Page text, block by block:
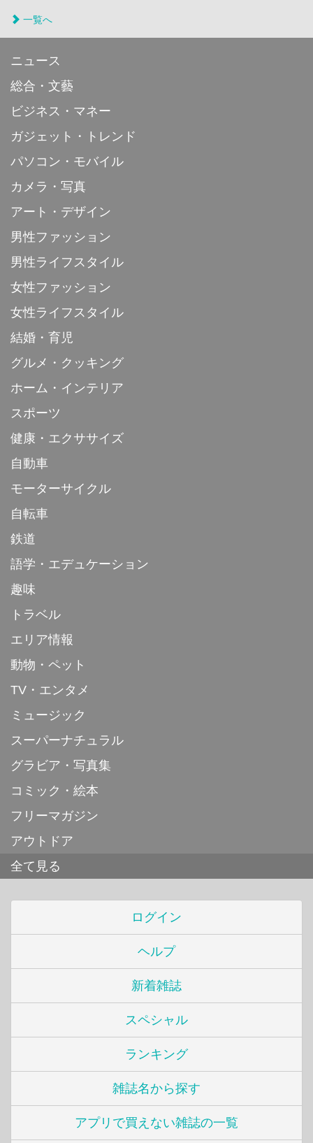
一覧へ
ニュース
総合・文藝
ビジネス・マネー
ガジェット・トレンド
パソコン・モバイル
カメラ・写真
アート・デザイン
男性ファッション
男性ライフスタイル
女性ファッション
女性ライフスタイル
結婚・育児
グルメ・クッキング
ホーム・インテリア
スポーツ
健康・エクササイズ
自動車
モーターサイクル
自転車
鉄道
語学・エデュケーション
趣味
トラベル
エリア情報
動物・ペット
TV・エンタメ
ミュージック
スーパーナチュラル
グラビア・写真集
コミック・絵本
フリーマガジン
アウトドア
全て見る
ログイン
ヘルプ
新着雑誌
スペシャル
ランキング
雑誌名から探す
アプリで買えない雑誌の一覧